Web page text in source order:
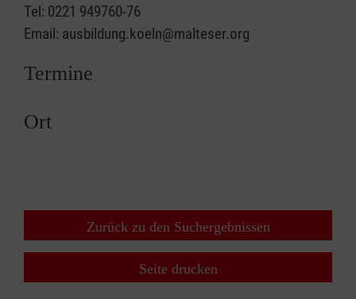
Tel: 0221 949760-76
Email: ausbildung.koeln@malteser.org
Termine
Ort
Zurück zu den Suchergebnissen
Seite drucken